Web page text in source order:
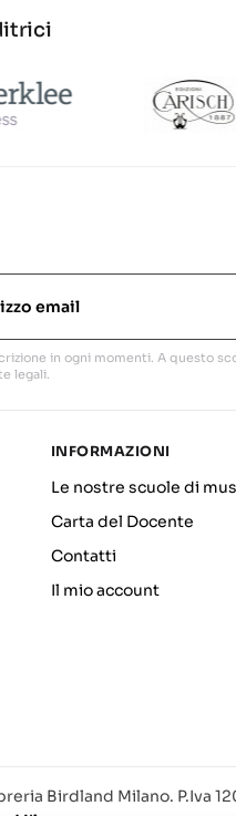
in ogni momenti. A questo
legali.
INFORMAZIONI
Le nostre scuole di
Carta del Docente
Contatti
Il mio account
Birdland Milano. P.Iva